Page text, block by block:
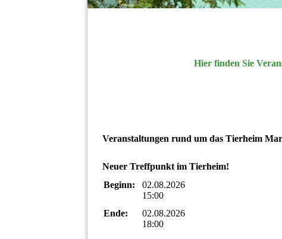
Hier finden Sie
Veranstaltungen rund um das Tierheim
Neuer Treffpunkt im Tierheim!
Beginn:
02.08.2026
15:00
Ende:
02.08.2026
18:00